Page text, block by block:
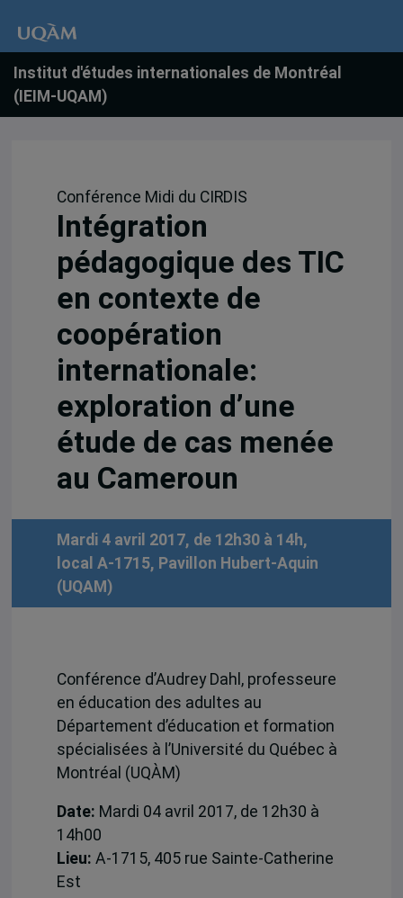
Institut d'études internationales de Montréal
(IEIM-UQAM)
Conférence Midi du CIRDIS
Intégration
pédagogique des TIC
en contexte de
coopération
internationale:
exploration d’une
étude de cas menée
au Cameroun
Mardi 4 avril 2017, de 12h30 à 14h,
local A-1715, Pavillon Hubert-Aquin
(UQAM)
Conférence d’Audrey Dahl, professeure
en éducation des adultes au
Département d’éducation et formation
spécialisées à l’Université du Québec à
Montréal (UQÀM)
Date: Mardi 04 avril 2017, de 12h30 à
14h00
Lieu: A-1715, 405 rue Sainte-Catherine
Est